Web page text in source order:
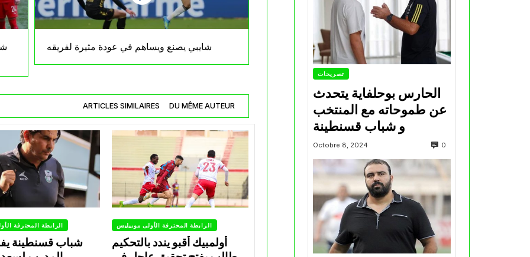
شايبي يصنع ويساهم في عودة مثيرة لفريقه
ARTICLES SIMILAIRES DU MÊME AUTEUR
الرابطة المحترفة
شباب قسنطينة
الرابطة المحترفة الأولى موبيليس
أولمبيك أقبو يندد بالتحكيم
تصريحات
الحارس بوحلفاية يتحدث
عن طموحاته مع المنتخب
و شباب قسنطينة
Octobre 8, 2024 0